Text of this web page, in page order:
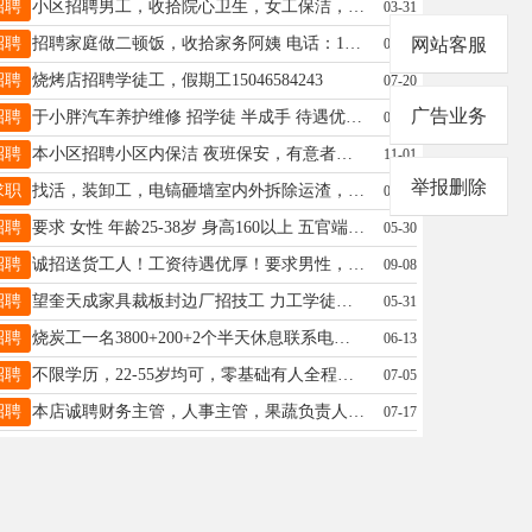
聘 小区招聘男工，收拾院心卫生，女工保洁，要求身体健康，吃苦耐劳，有责任心，能长期工作，具体事宜面谈，招聘电话15636502212 03-31
聘 招聘家庭做二顿饭，收拾家务阿姨 电话：18245539228 02-22
聘 烧烤店招聘学徒工，假期工15046584243 07-20
聘 于小胖汽车养护维修 招学徒 半成手 待遇优厚 15945556077 03-18
聘 本小区招聘小区内保洁 夜班保安，有意者请电话联系☎️15845539089！ 11-01
职 找活，装卸工，电镐砸墙室内外拆除运渣，扛楼，电动三轮车出租，送零货，搬家等等小零活，想出门不方便的上下楼可以找我，可以背人！电动车上门维修，道路救援?联系电话15945551104 07-09
聘 要求 女性 年龄25-38岁 身高160以上 五官端正 语言表达清晰 工作环境良好 轻松 干净 待遇 底薪加提成=满勤 电话；18245534499 微信同步 05-30
聘 诚招送货工人！工资待遇优厚！要求男性，六十岁以下，会骑电动三轮车！有工作经验者优先！13258588118 09-08
聘 望奎天成家具裁板封边厂招技工 力工学徒工 男长期工50岁已下身体健康工资4000——6000电话15945557731 05-31
聘 烧炭工一名3800+200+2个半天休息联系电话15946158819 06-13
聘 不限学历，22-55岁均可，零基础有人全程带教 待人真诚、善于沟通、踏实上进 ✅每周双休 ✅底薪4000+业绩提成，收入无上限 ✅清晰晋升路线，长期稳定发展 18746521110 07-05
聘 本店诚聘财务主管，人事主管，果蔬负责人，门店店长，年龄25-45岁之间，有经验者优先，待遇优厚，联系电话:13199037575 07-17
网站客服
广告业务
举报删除